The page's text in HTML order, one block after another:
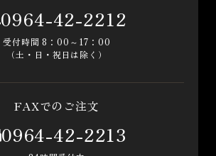
0964-42-2212
受付時間 8：00～17：00
（土・日・祝日は除く）
FAXでのご注文
0964-42-2213